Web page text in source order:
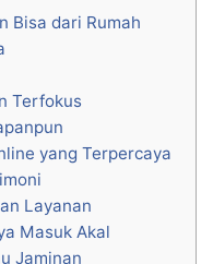
Bisa dari Rumah
Terfokus
yang Terpercaya
Layanan
Masuk Akal
Jaminan